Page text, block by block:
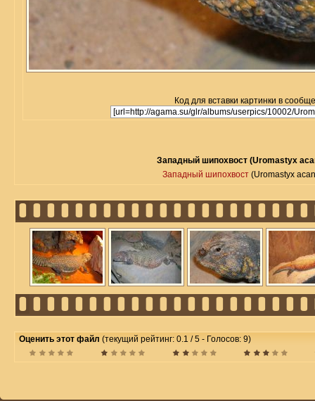
Код для вставки картинки в
Западный шипохвост (Uromastyx
Западный шипохвост (Uromastyx
Оценить этот файл (текущий рейтинг: 0.1 / 5 - Голосов: 9)